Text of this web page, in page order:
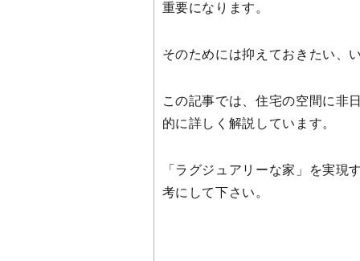
重要になります。
そのためには抑えておきたい、
この記事では、住宅の空間に非
的に詳しく解説しています。
「ラグジュアリーな家」を実
考にして下さい。